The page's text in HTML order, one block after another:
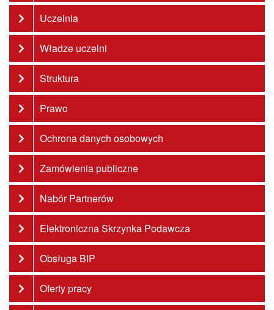
Uczelnia
Władze uczelni
Struktura
Prawo
Ochrona danych osobowych
Zamówienia publiczne
Nabór Partnerów
Elektroniczna Skrzynka Podawcza
Obsługa BIP
Oferty pracy